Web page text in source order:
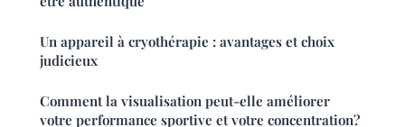
Un appareil à cryothérapie : avantages et choix
judicieux
Comment la visualisation peut-elle améliorer
votre performance sportive et votre concentration?